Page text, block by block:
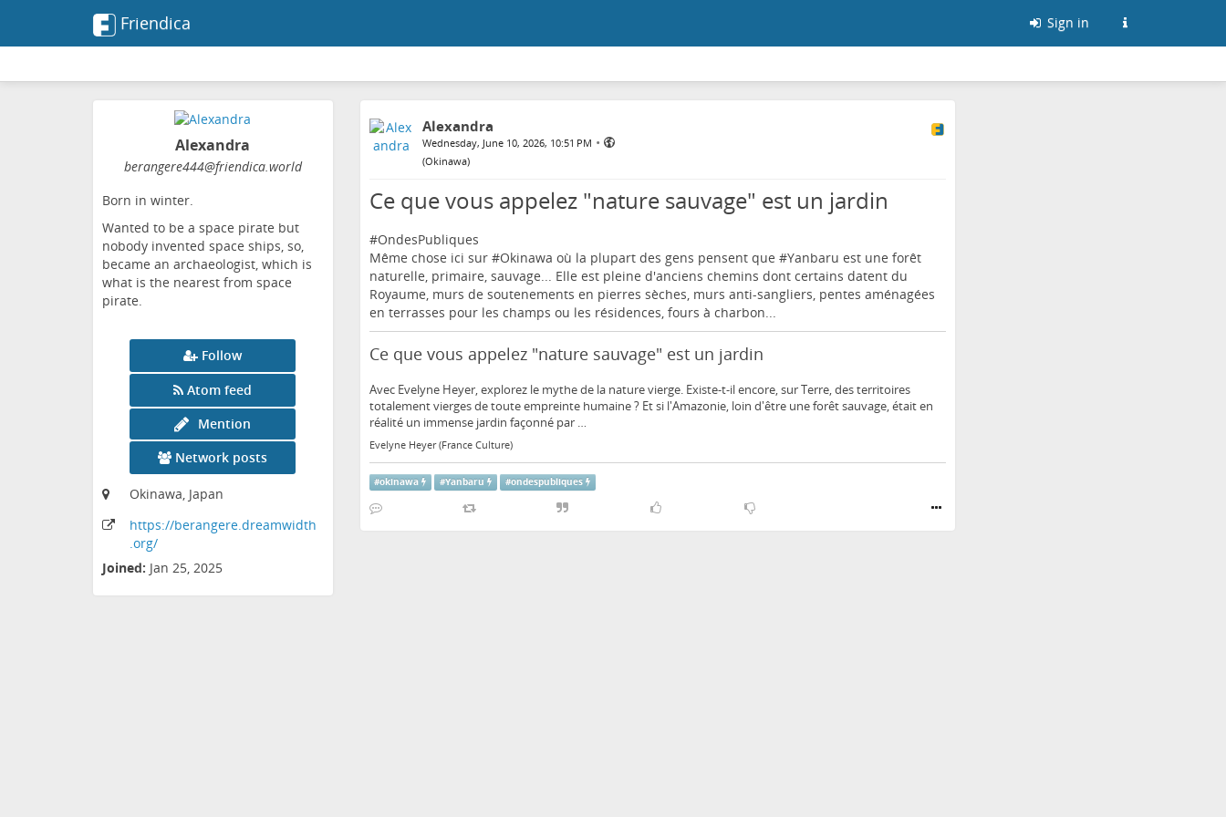
Friendica Sign in
Alexandra
berangere444@friendica.world
Born in winter.
Wanted to be a space pirate but
nobody invented space ships, so,
became an archaeologist, which is
what is the nearest from space
pirate.
Follow
Atom feed
Mention
Network posts
Okinawa, Japan
https://berangere.dreamwidth
.org/
Joined: Jan 25, 2025
Alexandra
Wednesday, June 10, 2026, 10:51 PM •
(Okinawa)
Ce que vous appelez "nature sauvage" est un jardin
#OndesPubliques
Même chose ici sur #Okinawa où la plupart des gens pensent que #Yanbaru est une forêt
naturelle, primaire, sauvage... Elle est pleine d'anciens chemins dont certains datent du
Royaume, murs de soutenements en pierres sèches, murs anti-sangliers, pentes aménagées
en terrasses pour les champs ou les résidences, fours à charbon...
Ce que vous appelez "nature sauvage" est un jardin
Avec Evelyne Heyer, explorez le mythe de la nature vierge. Existe-t-il encore, sur Terre, des territoires
totalement vierges de toute empreinte humaine ? Et si l'Amazonie, loin d'être une forêt sauvage, était en
réalité un immense jardin façonné par …
Evelyne Heyer (France Culture)
#okinawa #Yanbaru #ondespubliques